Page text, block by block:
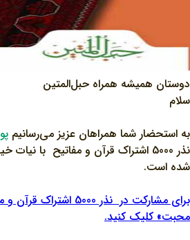
دوستان همیشه همراه حبل‌المتین
سلام
به استحضار شما همراهان عزیز می‌رسانیم
نذر 5000 اشتراک قرآن و مفاتیح با
شده است.
برای مشارکت در نذر 5000
محبت» کلیک کنید.